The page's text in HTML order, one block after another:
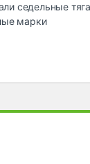
седельные
марки